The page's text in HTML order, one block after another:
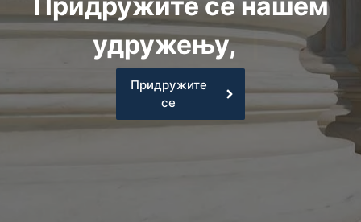
удружењу, |
Придружите
се